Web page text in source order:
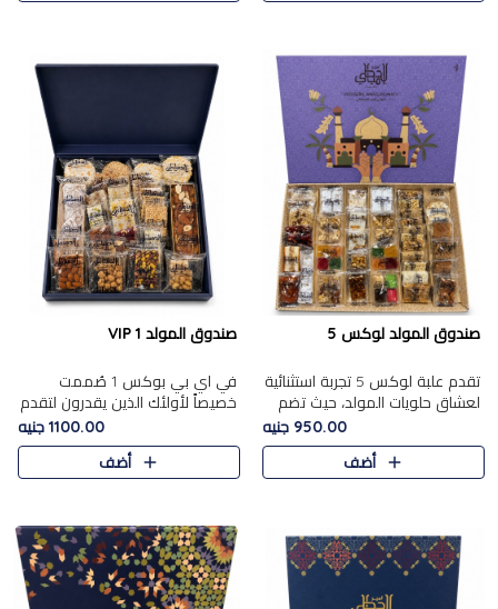
صندوق المولد لوكس 5
تقدم علبة لوكس 5 تجربة استثنائية
لعشاق حلويات المولد، حيث تضم
42 قطعة من تشكيلة فاخرة تجمع
بين أشهر الأصناف التقليدية وأصناف
مميزة مختارة بع..
950.00 جنيه
أضف
صندوق المولد VIP 1
في اي بي بوكس 1 صُممت
خصيصاً لأولئك الذين يقدرون لتقدم
تجربة استثنائية بوكس تجمع بين
أفخر حلويات المولد المصري مع
تشكيلة مختارة من الأصناف ..
1100.00 جنيه
أضف